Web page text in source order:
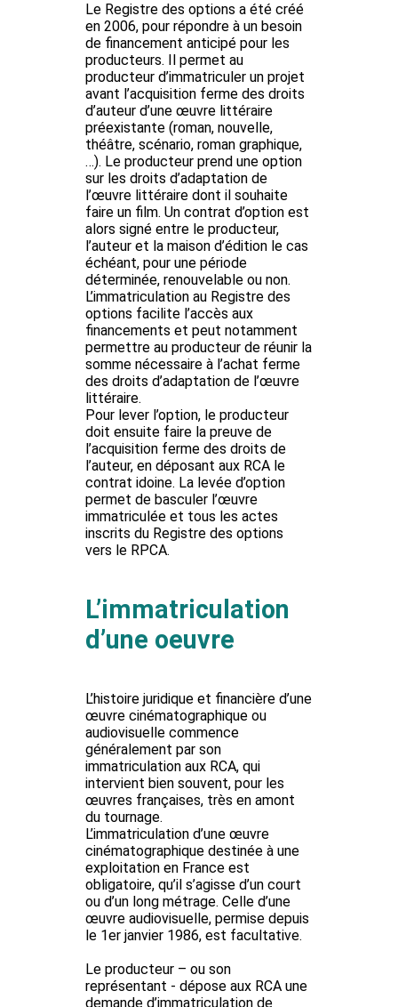
Le Registre des options a été créé
en 2006, pour répondre à un besoin
de financement anticipé pour les
producteurs. Il permet au
producteur d’immatriculer un projet
avant l’acquisition ferme des droits
d’auteur d’une œuvre littéraire
préexistante (roman, nouvelle,
théâtre, scénario, roman graphique,
…). Le producteur prend une option
sur les droits d’adaptation de
l’œuvre littéraire dont il souhaite
faire un film. Un contrat d’option est
alors signé entre le producteur,
l’auteur et la maison d’édition le cas
échéant, pour une période
déterminée, renouvelable ou non.
L’immatriculation au Registre des
options facilite l’accès aux
financements et peut notamment
permettre au producteur de réunir la
somme nécessaire à l’achat ferme
des droits d’adaptation de l’œuvre
littéraire.
Pour lever l’option, le producteur
doit ensuite faire la preuve de
l’acquisition ferme des droits de
l’auteur, en déposant aux RCA le
contrat idoine. La levée d’option
permet de basculer l’œuvre
immatriculée et tous les actes
inscrits du Registre des options
vers le RPCA.
L’immatriculation
d’une oeuvre
L’histoire juridique et financière d’une
œuvre cinématographique ou
audiovisuelle commence
généralement par son
immatriculation aux RCA, qui
intervient bien souvent, pour les
œuvres françaises, très en amont
du tournage.
L’immatriculation d’une œuvre
cinématographique destinée à une
exploitation en France est
obligatoire, qu’il s’agisse d’un court
ou d’un long métrage. Celle d’une
œuvre audiovisuelle, permise depuis
le 1er janvier 1986, est facultative.
Le producteur – ou son
représentant - dépose aux RCA une
demande d’immatriculation de